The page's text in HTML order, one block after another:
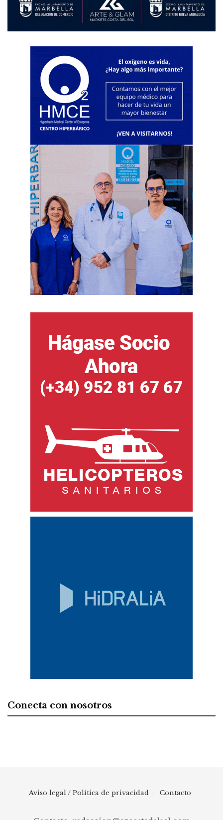
Conecta con nosotros
Aviso legal / Política de privacidad Contacto